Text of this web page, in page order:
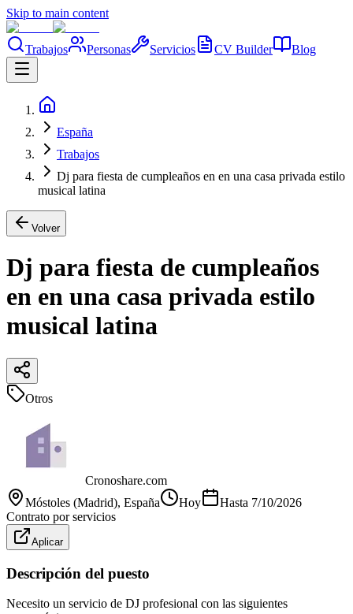
Skip to main content
Trabajos Personas Servicios CV Builder Blog
España
Trabajos
Dj para fiesta de cumpleaños en en una casa privada estilo
musical latina
Volver
Dj para fiesta de cumpleaños
en en una casa privada estilo
musical latina
Otros
Cronoshare.com
Móstoles (Madrid), España Hoy Hasta 7/10/2026
Contrato por servicios
Aplicar
Descripción del puesto
Necesito un servicio de DJ profesional con las siguientes